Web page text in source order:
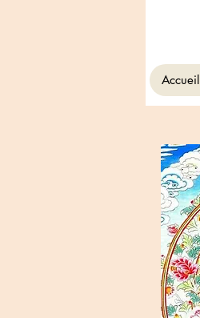
Accueil